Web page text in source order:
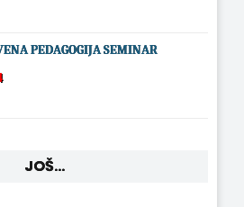
PEDAGOGIJA SEMINAR
JOŠ...